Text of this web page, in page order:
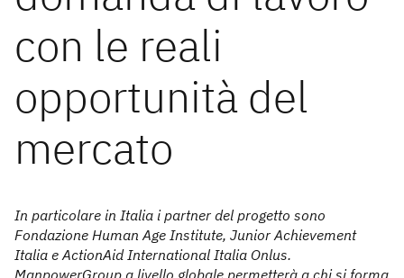
con le reali
opportunità del
mercato
In particolare in Italia i partner del progetto sono
Fondazione Human Age Institute, Junior Achievement
Italia e ActionAid International Italia Onlus.
ManpowerGroup a livello globale permetterà a chi si forma